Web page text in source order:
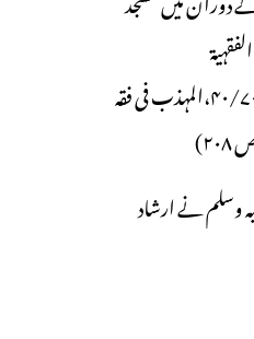
کویت ۳۷/۲۱۴، بہ حوالہ فتح القدیر ، ۲/۳۴۳۔ ۳۴۴، جواہر الاکلیل ، ۱/۲۷۵، ۲/۲۰۳ ، الشرح الکبیر مع حاشیہ الدسوقی ۴۰/۷۰،المہذب فی فقہ
وسلم نے ارشاد